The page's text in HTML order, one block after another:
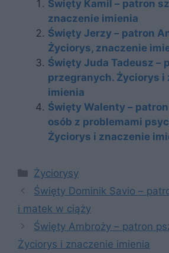
Święty Kamil – patron
znaczenie imienia
Święty Jerzy – patron
Życiorys, znaczenie
Święty Juda Tadeusz –
przegranych. Życiorys i
imienia
Święty Walenty –
osób z problemami
Życiorys i znaczenie
Kategorie
Życiorysy
Święty Dominik Savio –
i matek w ciąży
Święty Ambroży – patron
Życiorys i znaczenie imienia